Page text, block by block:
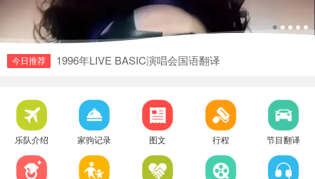
今日推荐 1985永远等待演唱会-〈飘忽的她〉
beyond - 1987年勁Band HK College Tour
Beyond-[1988北京演唱会超清音质(最新优质
乐队介绍 家驹记录 图文 行程 节目翻译